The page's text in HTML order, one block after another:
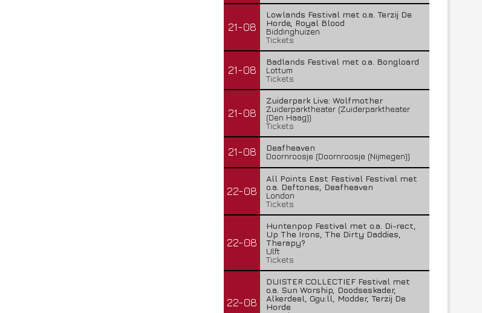
21-08
Lowlands Festival met o.a. Terzij De
Horde, Royal Blood
Biddinghuizen
Tickets
21-08
Badlands Festival met o.a. Bongloard
Lottum
Tickets
21-08
Zuiderpark Live: Wolfmother
Zuiderparktheater (Zuiderparktheater
(Den Haag))
Tickets
21-08
Deafheaven
Doornroosje (Doornroosje (Nijmegen))
22-08
All Points East Festival Festival met
o.a. Deftones, Deafheaven
London
Tickets
22-08
Huntenpop Festival met o.a. Di-rect,
Up The Irons, The Dirty Daddies,
Therapy?
Ulft
Tickets
22-08
DUISTER COLLECTIEF Festival met
o.a. Sun Worship, Doodseskader,
Alkerdeel, Ggu:ll, Modder, Terzij De
Horde